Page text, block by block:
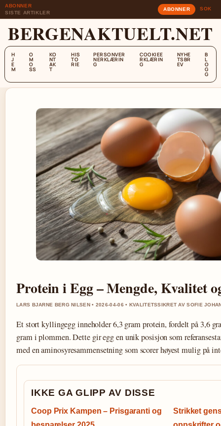
ABONNER
SISTE ARTIKLER
ABONNER SOK
BERGENAKTUELT.NET
H
J
E
M
O
M
O
SS
KO
NT
AK
T
HIS
TO
RIE
PERSONVER
NERKLÆRIN
G
COOKIEE
RKLÆRIN
G
NYHE
TSBR
EV
B
L
O
G
G
Protein i Egg – Mengde, Kvalitet
LARS BJARNE BERG NILSEN • 2026-04-06 • KVALITETSSIKRET AV SOFIE
Et stort kyllingegg inneholder 6,3 gram protein, fordelt på 3,6
gram i plommen. Dette gir egg en unik posisjon som
med en aminosyresammensetning som scorer høyest mulig på
IKKE GA GLIPP AV DISSE
Coop Prix Kampen – Prisgaranti og
Strikket